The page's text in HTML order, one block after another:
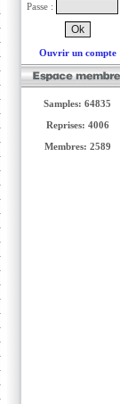
Passe :
Ouvrir un compte
Samples: 64835
Reprises: 4006
Membres: 2589